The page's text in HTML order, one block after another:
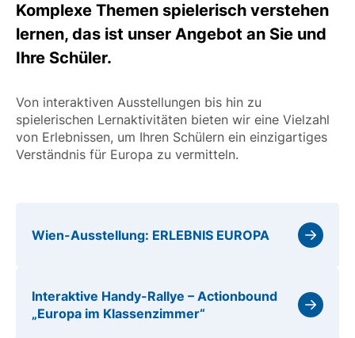
Komplexe Themen spielerisch verstehen
lernen, das ist unser Angebot an Sie und
Ihre Schüler.
Von interaktiven Ausstellungen bis hin zu
spielerischen Lernaktivitäten bieten wir eine Vielzahl
von Erlebnissen, um Ihren Schülern ein einzigartiges
Verständnis für Europa zu vermitteln.
Wien-Ausstellung: ERLEBNIS EUROPA
Interaktive Handy-Rallye – Actionbound
„Europa im Klassenzimmer“